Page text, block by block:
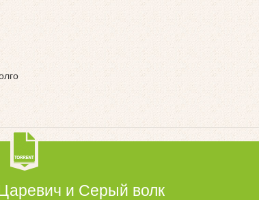
и Серый волк